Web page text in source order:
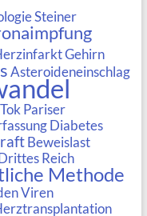
Steiner
Gehirn
Asteroideneinschlag
Pariser
Diabetes
Beweislast
Reich
Methode
Viren